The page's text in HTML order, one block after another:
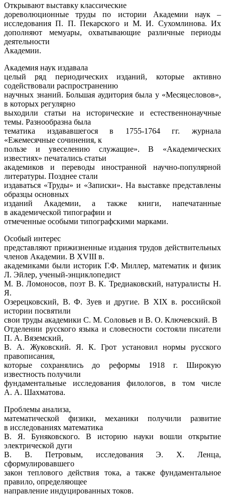
Открывают выставку классические
дореволюционные труды по истории Академии наук –
исследования П. П. Пекарского и М. И. Сухомлинова. Их
дополняют мемуары, охватывающие различные периоды
деятельности
Академии.
Академия наук издавала
целый ряд периодических изданий, которые активно
содействовали распространению
научных знаний. Большая аудитория была у «Месяцесловов»,
в которых регулярно
выходили статьи на исторические и естественнонаучные
темы. Разнообразна была
тематика издававшегося в 1755-1764 гг. журнала
«Ежемесячные сочинения, к
пользе и увеселению служащие». В «Академических
известиях» печатались статьи
академиков и переводы иностранной научно-популярной
литературы. Позднее стали
издаваться «Труды» и «Записки». На выставке представлены
образцы основных
изданий Академии, а также книги, напечатанные
в академической типографии и
отмеченные особыми типографскими марками.
Особый интерес
представляют прижизненные издания трудов действительных
членов Академии. В XVIII в.
академиками были историк Г.Ф. Миллер, математик и физик
Л. Эйлер, ученый-энциклопедист
М. В. Ломоносов, поэт В. К. Тредиаковский, натуралисты Н.
Я.
Озерецковский, В. Ф. Зуев и другие. В XIX в. российской
истории посвятили
свои труды академики С. М. Соловьев и В. О. Ключевский. В
Отделении русского языка и словесности состояли писатели
П. А. Вяземский,
В. А. Жуковский. Я. К. Грот установил нормы русского
правописания,
которые сохранялись до реформы 1918 г. Широкую
известность получили
фундаментальные исследования филологов, в том числе
А. А. Шахматова.
Проблемы анализа,
математической физики, механики получили развитие
в исследованиях математика
В. Я. Буняковского. В историю науки вошли открытие
электрической дуги
В. В. Петровым, исследования Э. Х. Ленца,
сформулировавшего
закон теплового действия тока, а также фундаментальное
правило, определяющее
направление индуцированных токов.